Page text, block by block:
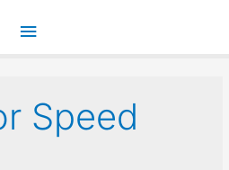
Main
Speed